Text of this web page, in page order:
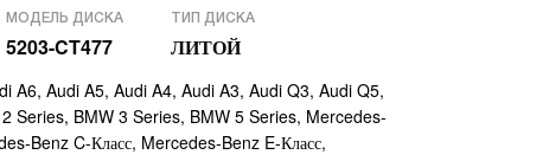
МОДЕЛЬ ДИСКА
5203-CT477
ТИП ДИСКА
ЛИТОЙ
A6, Audi A5, Audi A4, Audi A3, Audi Q3, Audi Q5,
Series, BMW 3 Series, BMW 5 Series, Mercedes-
Benz C-Класс, Mercedes-Benz E-Класс,